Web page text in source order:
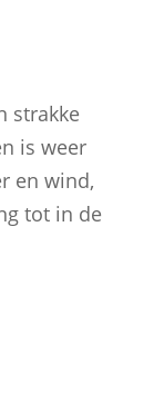
strakke
is weer
en wind,
tot in de